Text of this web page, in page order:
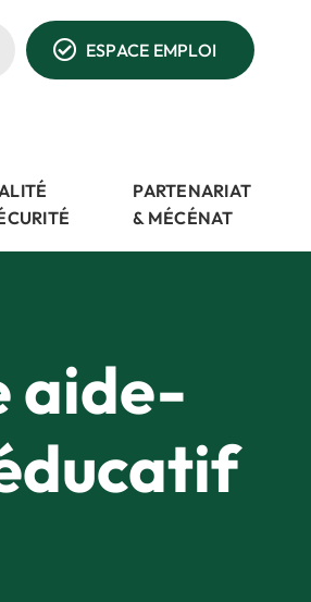
ESPACE EMPLOI
PARTENARIAT
& MÉCÉNAT
aide-